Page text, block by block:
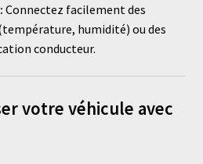
Connectez facilement des
humidité) ou des
conducteur.
votre véhicule avec